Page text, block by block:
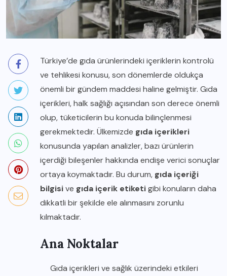
Türkiye’de gıda ürünlerindeki içeriklerin kontrolü
ve tehlikesi konusu, son dönemlerde oldukça
önemli bir gündem maddesi haline gelmiştir. Gıda
içerikleri, halk sağlığı açısından son derece önemli
olup, tüketicilerin bu konuda bilinçlenmesi
gerekmektedir. Ülkemizde gıda içerikleri
konusunda yapılan analizler, bazı ürünlerin
içerdiği bileşenler hakkında endişe verici sonuçlar
ortaya koymaktadır. Bu durum, gıda içeriği
bilgisive gıda içerik etiketigibi konuların daha
dikkatli bir şekilde ele alınmasını zorunlu
kılmaktadır.
Ana Noktalar
Gıda içerikleri ve sağlık üzerindeki etkileri